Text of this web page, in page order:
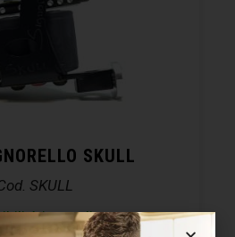
SKULL
SKULL
immediata